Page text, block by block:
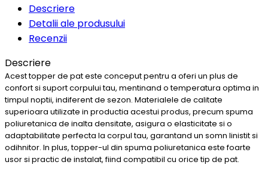
Descriere
Detalii ale produsului
Recenzii
Descriere
Acest topper de pat este conceput pentru a oferi un plus de
confort si suport corpului tau, mentinand o temperatura optima in
timpul noptii, indiferent de sezon. Materialele de calitate
superioara utilizate in productia acestui produs, precum spuma
poliuretanica de inalta densitate, asigura o elasticitate si o
adaptabilitate perfecta la corpul tau, garantand un somn linistit si
odihnitor. In plus, topper-ul din spuma poliuretanica este foarte
usor si practic de instalat, fiind compatibil cu orice tip de pat.